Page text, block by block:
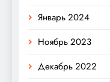
Январь 2024
Ноябрь 2023
Декабрь 2022